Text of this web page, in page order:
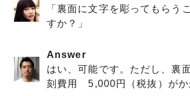
「裏面に文字を彫ってもらう
すか？」
Answer
はい、可能です。ただし、裏
刻費用 5,000円（税抜）がか